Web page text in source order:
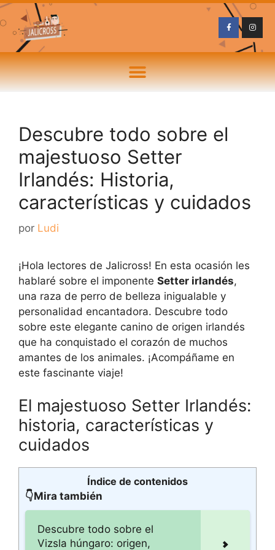
Descubre todo sobre el
majestuoso Setter
Irlandés: Historia,
características y cuidados
por Ludi
¡Hola lectores de Jalicross! En esta ocasión les
hablaré sobre el imponente Setter irlandés,
una raza de perro de belleza inigualable y
personalidad encantadora. Descubre todo
sobre este elegante canino de origen irlandés
que ha conquistado el corazón de muchos
amantes de los animales. ¡Acompáñame en
este fascinante viaje!
El majestuoso Setter Irlandés:
historia, características y
cuidados
Índice de contenidos
👇Mira también
Descubre todo sobre el
Vizsla húngaro: origen,